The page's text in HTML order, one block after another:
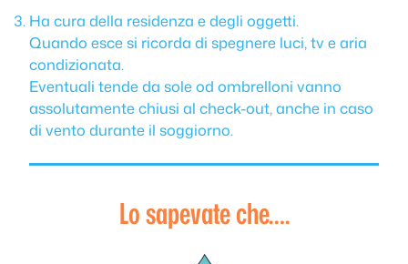
Ha cura della residenza e degli oggetti.
Quando esce si ricorda di spegnere luci, tv e aria
condizionata.
Eventuali tende da sole od ombrelloni vanno
assolutamente chiusi al check-out, anche in caso
di vento durante il soggiorno.
Lo sapevate che….